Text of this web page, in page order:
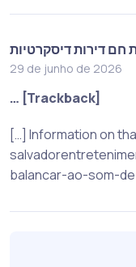
חם דירות דיסקרטיות
29 de junho de 2026
… [Trackback]
[…] Information on
balancar-ao-som-